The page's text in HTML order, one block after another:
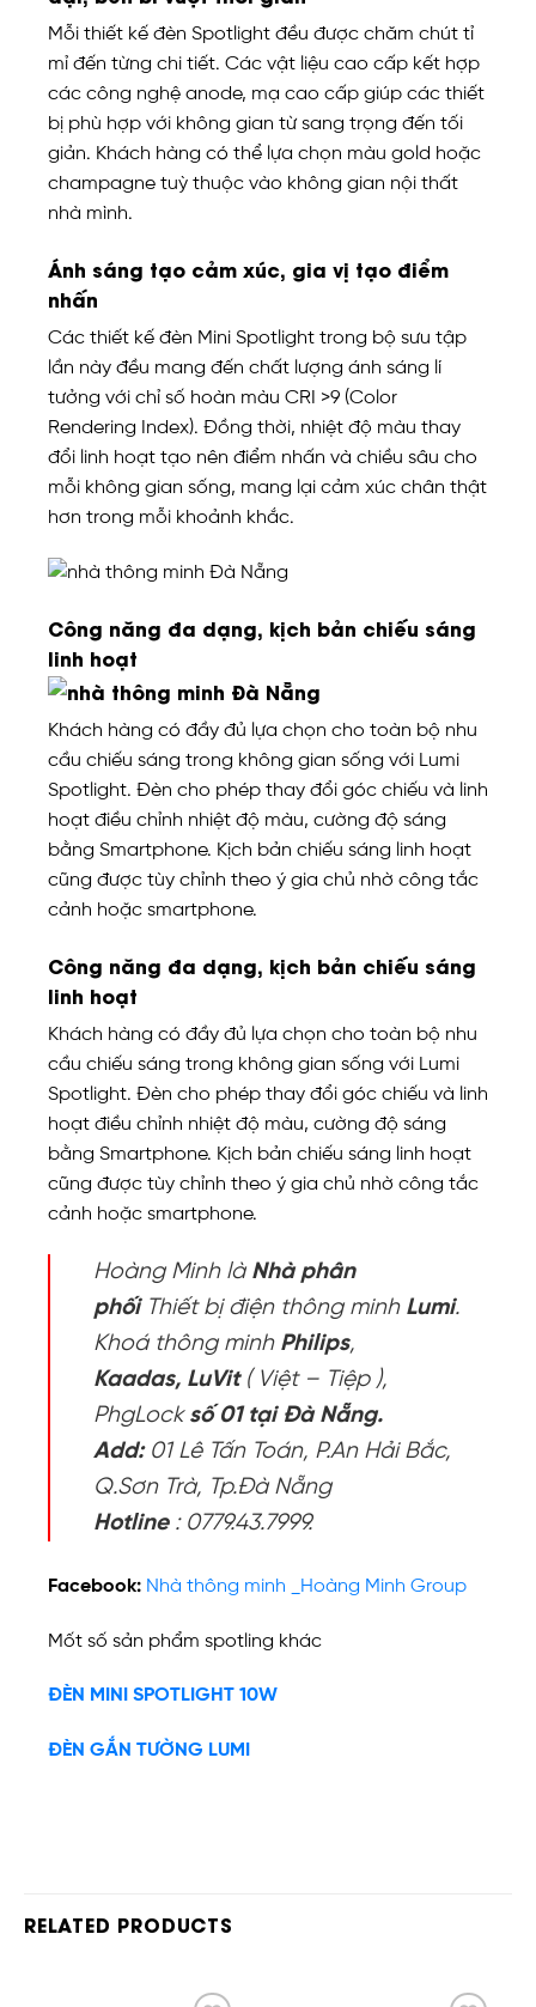
Mỗi thiết kế đèn Spotlight đều được chăm chút tỉ
mỉ đến từng chi tiết. Các vật liệu cao cấp kết hợp
các công nghệ anode, mạ cao cấp giúp các thiết
bị phù hợp với không gian từ sang trọng đến tối
giản. Khách hàng có thể lựa chọn màu gold hoặc
champagne tuỳ thuộc vào không gian nội thất
nhà mình.
Ánh sáng tạo cảm xúc, gia vị tạo điểm
nhấn
Các thiết kế đèn Mini Spotlight trong bộ sưu tập
lần này đều mang đến chất lượng ánh sáng lí
tưởng với chỉ số hoàn màu CRI >9 (Color
Rendering Index). Đồng thời, nhiệt độ màu thay
đổi linh hoạt tạo nên điểm nhấn và chiều sâu cho
mỗi không gian sống, mang lại cảm xúc chân thật
hơn trong mỗi khoảnh khắc.
Công năng đa dạng, kịch bản chiếu sáng
linh hoạt
Khách hàng có đầy đủ lựa chọn cho toàn bộ nhu
cầu chiếu sáng trong không gian sống với Lumi
Spotlight. Đèn cho phép thay đổi góc chiếu và linh
hoạt điều chỉnh nhiệt độ màu, cường độ sáng
bằng Smartphone. Kịch bản chiếu sáng linh hoạt
cũng được tùy chỉnh theo ý gia chủ nhờ công tắc
cảnh hoặc smartphone.
Công năng đa dạng, kịch bản chiếu sáng
linh hoạt
Khách hàng có đầy đủ lựa chọn cho toàn bộ nhu
cầu chiếu sáng trong không gian sống với Lumi
Spotlight. Đèn cho phép thay đổi góc chiếu và linh
hoạt điều chỉnh nhiệt độ màu, cường độ sáng
bằng Smartphone. Kịch bản chiếu sáng linh hoạt
cũng được tùy chỉnh theo ý gia chủ nhờ công tắc
cảnh hoặc smartphone.
Hoàng Minh là Nhà phân
phốiThiết bị điện thông minh Lumi.
Khoá thông minh Philips,
Kaadas, LuVit( Việt – Tiệp ),
PhgLock số 01 tại Đà Nẵng.
Add:01 Lê Tấn Toán, P.An Hải Bắc,
Q.Sơn Trà, Tp.Đà Nẵng
Hotline: 0779.43.7999.
Facebook: Nhà thông minh _Hoàng Minh Group
Mốt số sản phẩm spotling khác
ĐÈN MINI SPOTLIGHT 10W
ĐÈN GẮN TƯỜNG LUMI
RELATED PRODUCTS